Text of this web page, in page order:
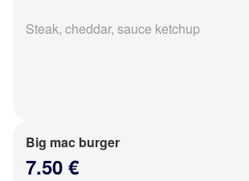
Steak, cheddar, sauce ketchup
Big mac burger
7.50 €